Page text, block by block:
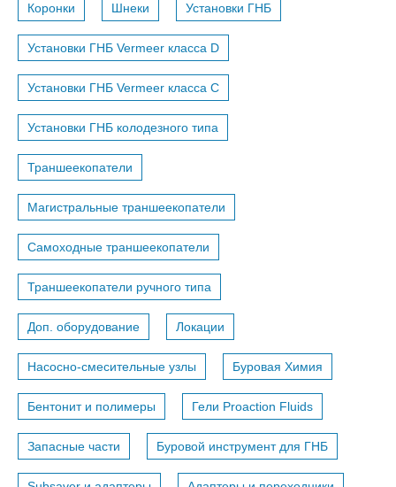
Коронки Шнеки Установки ГНБ
Установки ГНБ Vermeer класса D
Установки ГНБ Vermeer класса С
Установки ГНБ колодезного типа
Траншеекопатели
Магистральные траншеекопатели
Самоходные траншеекопатели
Траншеекопатели ручного типа
Доп. оборудование Локации
Насосно-смесительные узлы Буровая Химия
Бентонит и полимеры Гели Proaction Fluids
Запасные части Буровой инструмент для ГНБ